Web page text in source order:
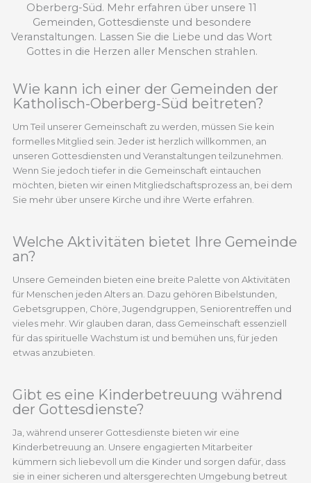
Oberberg-Süd. Mehr erfahren über unsere 11
Gemeinden, Gottesdienste und besondere
Veranstaltungen. Lassen Sie die Liebe und das Wort
Gottes in die Herzen aller Menschen strahlen.
Wie kann ich einer der Gemeinden der
Katholisch-Oberberg-Süd beitreten?
Um Teil unserer Gemeinschaft zu werden, müssen Sie kein
formelles Mitglied sein. Jeder ist herzlich willkommen, an
unseren Gottesdiensten und Veranstaltungen teilzunehmen.
Wenn Sie jedoch tiefer in die Gemeinschaft eintauchen
möchten, bieten wir einen Mitgliedschaftsprozess an, bei dem
Sie mehr über unsere Kirche und ihre Werte erfahren.
Welche Aktivitäten bietet Ihre Gemeinde
an?
Unsere Gemeinden bieten eine breite Palette von Aktivitäten
für Menschen jeden Alters an. Dazu gehören Bibelstunden,
Gebetsgruppen, Chöre, Jugendgruppen, Seniorentreffen und
vieles mehr. Wir glauben daran, dass Gemeinschaft essenziell
für das spirituelle Wachstum ist und bemühen uns, für jeden
etwas anzubieten.
Gibt es eine Kinderbetreuung während
der Gottesdienste?
Ja, während unserer Gottesdienste bieten wir eine
Kinderbetreuung an. Unsere engagierten Mitarbeiter
kümmern sich liebevoll um die Kinder und sorgen dafür, dass
sie in einer sicheren und altersgerechten Umgebung betreut